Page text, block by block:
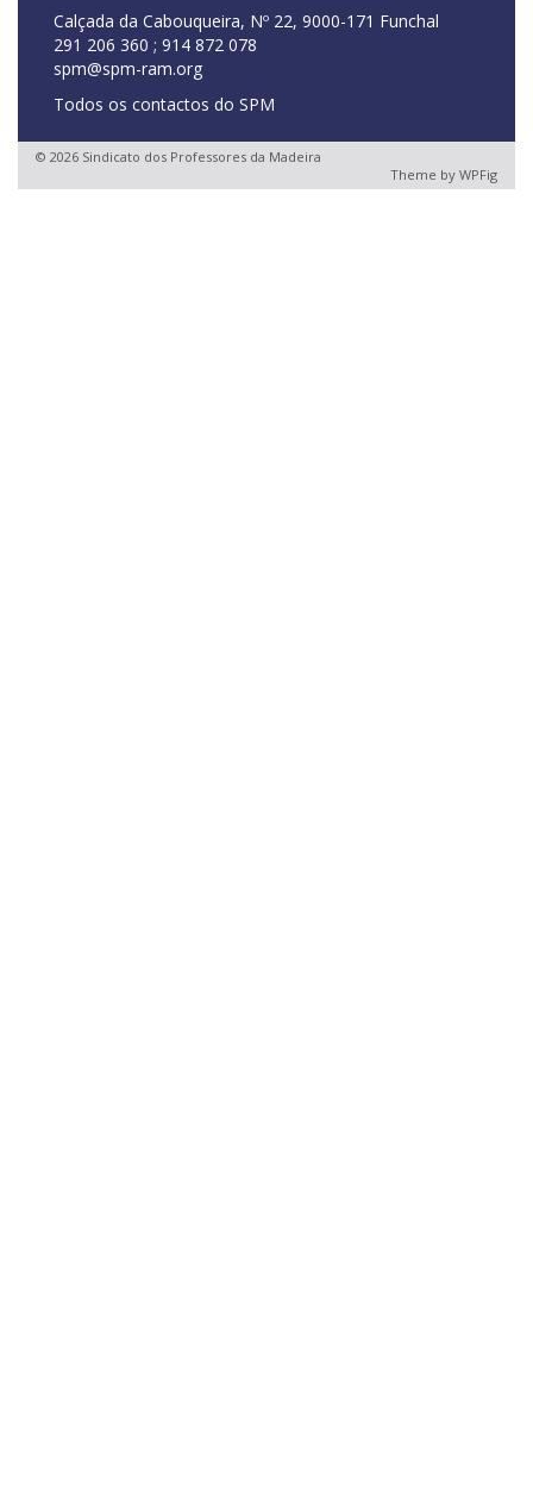
Calçada da Cabouqueira, Nº 22, 9000-171 Funchal
291 206 360 ; 914 872 078
spm@spm-ram.org
Todos os contactos do SPM
© 2026 Sindicato dos Professores da Madeira
Theme by WPFig